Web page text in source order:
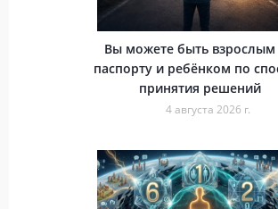
Вы можете быть взрослым
паспорту и ребёнком по
принятия решений
4 августа 2026 г.